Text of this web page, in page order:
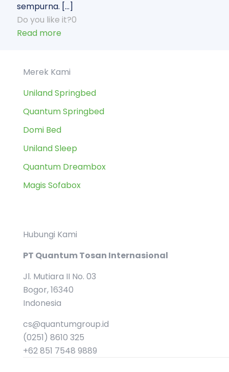
sempurna. […]
Do you like it?0
Read more
Merek Kami
Uniland Springbed
Quantum Springbed
Domi Bed
Uniland Sleep
Quantum Dreambox
Magis Sofabox
Hubungi Kami
PT Quantum Tosan Internasional
Jl. Mutiara II No. 03
Bogor, 16340
Indonesia
cs@quantumgroup.id
(0251) 8610 325
+62 851 7548 9889